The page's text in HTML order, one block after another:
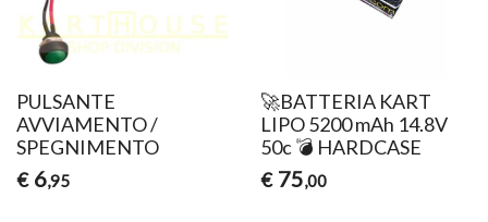
PULSANTE
AVVIAMENTO /
SPEGNIMENTO
€ 6,95
🚀BATTERIA KART
LIPO 5200 mAh 14.8V
50c 💣 HARDCASE
€ 75,00